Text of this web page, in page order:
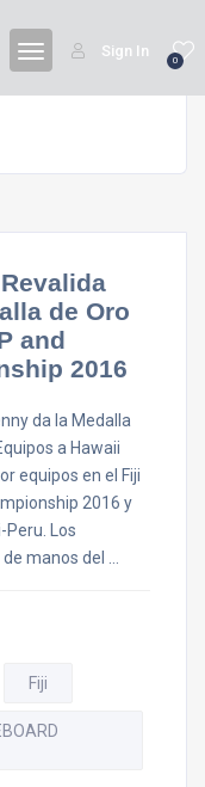
0
Sign In
de Oro
and
2016
da la Medalla
a Hawaii
equipos en el Fiji
2016 y
Peru. Los
manos del …
Fiji